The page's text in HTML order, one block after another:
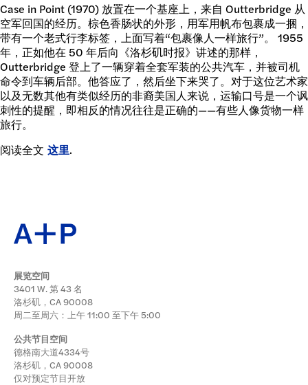
Case in Point (1970) 放置在一个基座上，来自 Outterbridge 从
空军回国的经历。棕色香肠状的外形，用军用帆布包裹成一捆，
带有一个老式行李标签，上面写着“包裹像人一样旅行”。 1955
年，正如他在 50 年后向《洛杉矶时报》讲述的那样，
Outterbridge 登上了一辆穿着全套军装的公共汽车，并被司机
命令到车辆后部。他答应了，然后坐下来哭了。对于这位艺术家
以及无数其他有类似经历的非裔美国人来说，运输口号是一个讽
刺性的提醒，即相反的情况往往是正确的——有些人像货物一样
旅行。
阅读全文 这里.
展览空间
3401 W. 第 43 名
洛杉矶，CA 90008
周二至周六：上午 11:00 至下午 5:00
公共节目空间
德格南大道4334号
洛杉矶，CA 90008
仅对预定节目开放